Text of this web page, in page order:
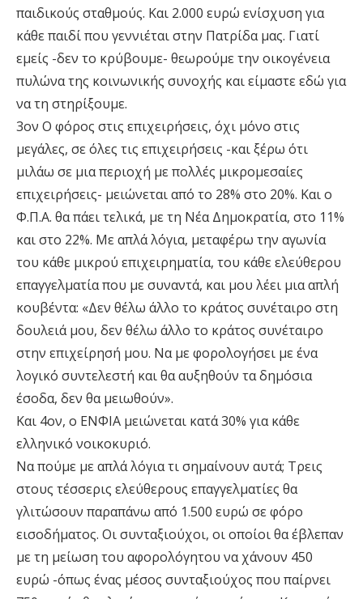
παιδικούς σταθμούς. Και 2.000 ευρώ ενίσχυση για
κάθε παιδί που γεννιέται στην Πατρίδα μας. Γιατί
εμείς -δεν το κρύβουμε- θεωρούμε την οικογένεια
πυλώνα της κοινωνικής συνοχής και είμαστε εδώ για
να τη στηρίξουμε.
3ον Ο φόρος στις επιχειρήσεις, όχι μόνο στις
μεγάλες, σε όλες τις επιχειρήσεις -και ξέρω ότι
μιλάω σε μια περιοχή με πολλές μικρομεσαίες
επιχειρήσεις- μειώνεται από το 28% στο 20%. Και ο
Φ.Π.Α. θα πάει τελικά, με τη Νέα Δημοκρατία, στο 11%
και στο 22%. Με απλά λόγια, μεταφέρω την αγωνία
του κάθε μικρού επιχειρηματία, του κάθε ελεύθερου
επαγγελματία που με συναντά, και μου λέει μια απλή
κουβέντα: «Δεν θέλω άλλο το κράτος συνέταιρο στη
δουλειά μου, δεν θέλω άλλο το κράτος συνέταιρο
στην επιχείρησή μου. Να με φορολογήσει με ένα
λογικό συντελεστή και θα αυξηθούν τα δημόσια
έσοδα, δεν θα μειωθούν».
Και 4ον, ο ΕΝΦΙΑ μειώνεται κατά 30% για κάθε
ελληνικό νοικοκυριό.
Να πούμε με απλά λόγια τι σημαίνουν αυτά; Τρεις
στους τέσσερις ελεύθερους επαγγελματίες θα
γλιτώσουν παραπάνω από 1.500 ευρώ σε φόρο
εισοδήματος. Οι συνταξιούχοι, οι οποίοι θα έβλεπαν
με τη μείωση του αφορολόγητου να χάνουν 450
ευρώ -όπως ένας μέσος συνταξιούχος που παίρνει